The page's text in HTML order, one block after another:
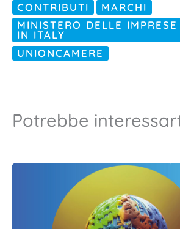
CONTRIBUTI
MARCHI
MINISTERO DELLE
IN ITALY
UNIONCAMERE
Potrebbe